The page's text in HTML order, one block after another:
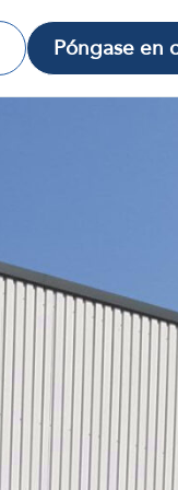
Póngase en